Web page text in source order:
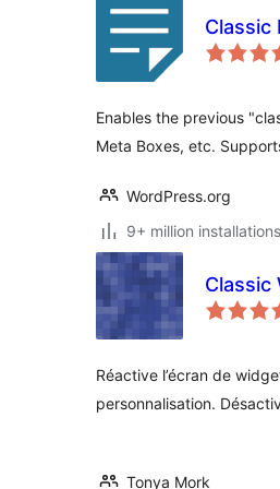
Classic
Enables the previous
Meta Boxes, etc.
WordPress.org
9+ million
Classic
Réactive l’écran de
personnalisation.
Tonya Mork